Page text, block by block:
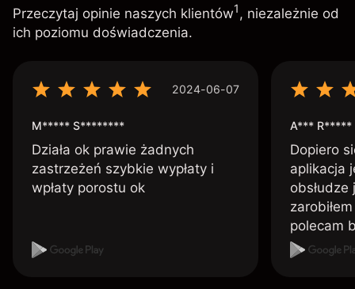
Przeczytaj opinie naszych klientów1, niezależnie od
ich poziomu doświadczenia.
2024-06-07
M***** S********
Działa ok prawie żadnych
zastrzeżeń szybkie wypłaty i
wpłaty porostu ok
A*** R*****
Dopiero
aplikacja
polecam